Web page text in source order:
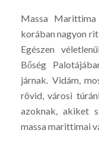
Massa
korában nagyon
Egészen
Bőség
járnak. Vidám,
rövid, városi
azoknak, akiket
massa marittimai